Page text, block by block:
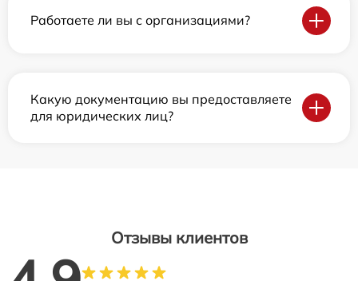
Работаете ли вы с организациями?
Какую документацию вы предоставляете
для юридических лиц?
Отзывы клиентов